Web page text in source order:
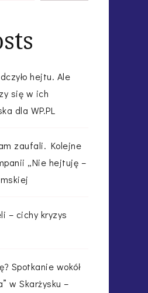
hejtu. Ale
się w ich
dla WP.PL
zaufali. Kolejne
„Nie hejtuję –
– cichy kryzys
Spotkanie wokół
w Skarżysku –